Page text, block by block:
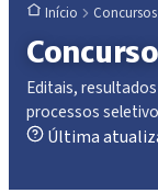
Início
Editais,
processos
Última